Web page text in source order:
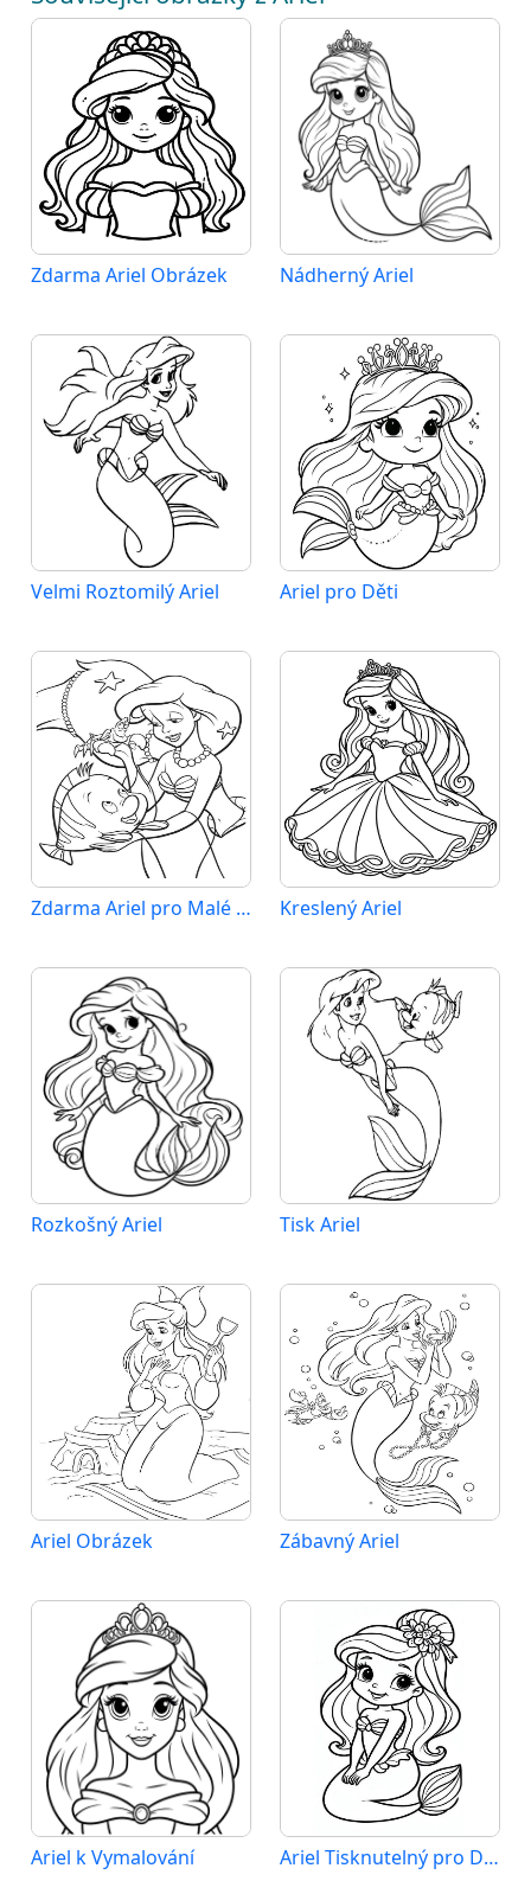
Zdarma Ariel Obrázek Nádherný Ariel
Velmi Roztomilý Ariel Ariel pro Děti
Zdarma Ariel pro Malé Děti Kreslený Ariel
Rozkošný Ariel Tisk Ariel
Ariel Obrázek Zábavný Ariel
Ariel k Vymalování Ariel Tisknutelný pro Děti